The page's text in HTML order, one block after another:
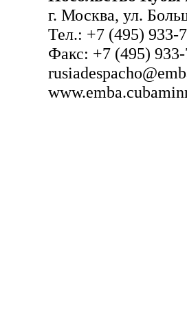
г. Москва, ул.
Тел.: +7 (495) 933-
Факс: +7 (495)